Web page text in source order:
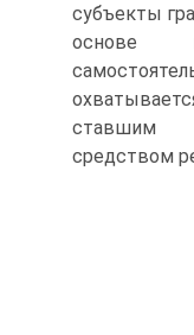
субъекты
основе
ставшим
средством